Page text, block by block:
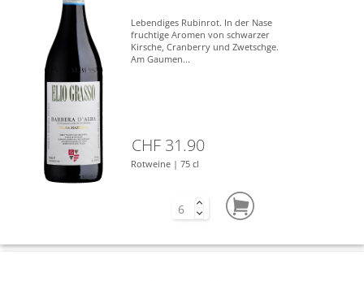
Lebendiges Rubinrot. In der Nase
fruchtige Aromen von schwarzer
Kirsche, Cranberry und Zwetschge.
Am Gaumen...
CHF 31.90
Rotweine | 75 cl